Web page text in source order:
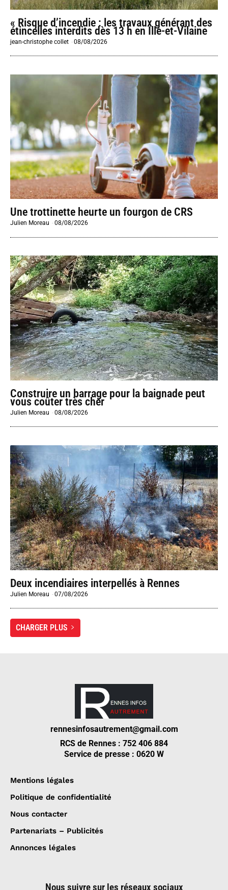
« Risque d’incendie : les travaux générant des
étincelles interdits dès 13 h en Ille-et-Vilaine
jean-christophe collet -08/08/2026
Une trottinette heurte un fourgon de CRS
Julien Moreau -08/08/2026
Construire un barrage pour la baignade peut
vous coûter très cher
Julien Moreau -08/08/2026
Deux incendiaires interpellés à Rennes
Julien Moreau -07/08/2026
CHARGER PLUS
rennesinfosautrement@gmail.com
RCS de Rennes : 752 406 884
Service de presse : 0620 W
Mentions légales
Politique de confidentialité
Nous contacter
Partenariats – Publicités
Annonces légales
Nous suivre sur les réseaux sociaux